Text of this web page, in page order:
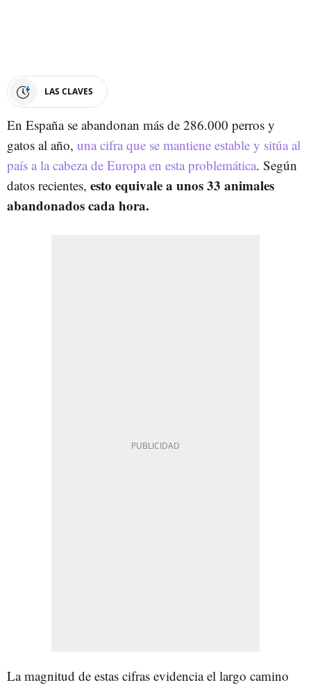
LAS CLAVES
En España se abandonan más de 286.000 perros y
gatos al año, una cifra que se mantiene estable y sitúa al
país a la cabeza de Europa en esta problemática. Según
datos recientes, esto equivale a unos 33 animales
abandonados cada hora.
La magnitud de estas cifras evidencia el largo camino